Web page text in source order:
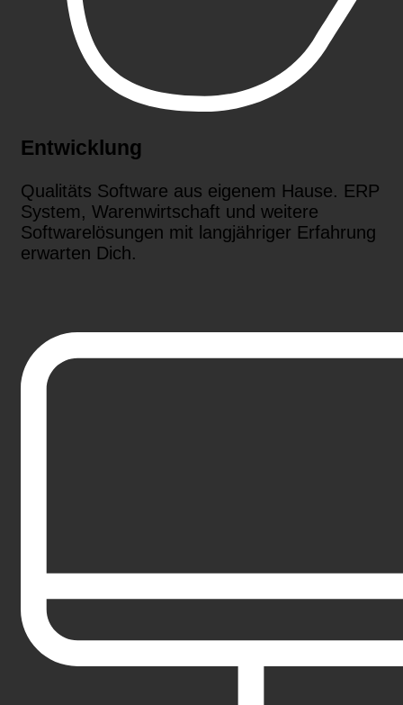
Entwicklung
Qualitäts Software aus eigenem Hause. ERP
System, Warenwirtschaft und weitere
Softwarelösungen mit langjähriger Erfahrung
erwarten Dich.